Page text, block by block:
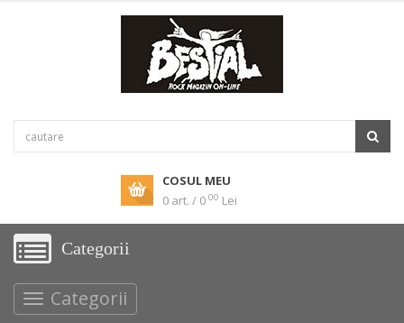
COSUL MEU
0 art. / 0 00 Lei
Categorii
Categorii